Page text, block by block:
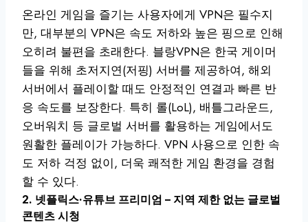
온라인 게임을 즐기는 사용자에게 VPN은 필수지
만, 대부분의 VPN은 속도 저하와 높은 핑으로 인해
오히려 불편을 초래한다. 블랑VPN은 한국 게이머
들을 위해 초저지연(저핑) 서버를 제공하여, 해외
서버에서 플레이할 때도 안정적인 연결과 빠른 반
응 속도를 보장한다. 특히 롤(LoL), 배틀그라운드,
오버워치 등 글로벌 서버를 활용하는 게임에서도
원활한 플레이가 가능하다. VPN 사용으로 인한 속
도 저하 걱정 없이, 더욱 쾌적한 게임 환경을 경험
할 수 있다.
2. 넷플릭스·유튜브 프리미엄 – 지역 제한 없는 글로벌
콘텐츠 시청